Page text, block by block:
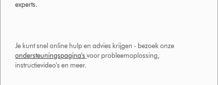
experts.
Je kunt snel online hulp en advies krijgen - bezoek onze
ondersteuningspagina's voor probleemoplossing,
instructievideo's en meer.